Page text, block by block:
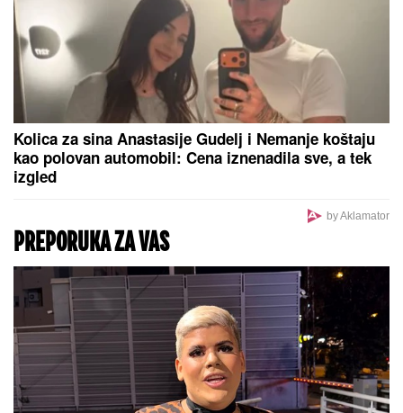
Fanovi
POLETELI NA BINU, PEVAČICA ISTE SEKUNDE
PREKINULA KONCERT!